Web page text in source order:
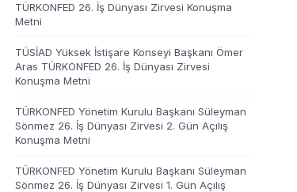
TÜRKONFED 26. İş Dünyası Zirvesi Konuşma
Metni
TÜSİAD Yüksek İstişare Konseyi Başkanı Ömer
Aras TÜRKONFED 26. İş Dünyası Zirvesi
Konuşma Metni
TÜRKONFED Yönetim Kurulu Başkanı Süleyman
Sönmez 26. İş Dünyası Zirvesi 2. Gün Açılış
Konuşma Metni
TÜRKONFED Yönetim Kurulu Başkanı Süleyman
Sönmez 26. İş Dünyası Zirvesi 1. Gün Açılış